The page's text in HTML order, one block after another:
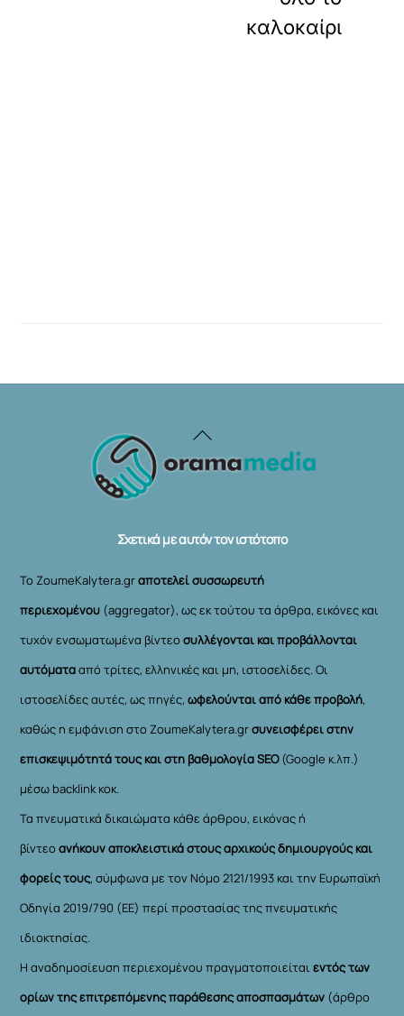
καλοκαίρι
Back
To
Σχετικά με αυτόν τον ιστότοπο
Το ZoumeKalytera.grαποτελεί συσσωρευτή
περιεχομένου (aggregator), ως εκ τούτου τα άρθρα, εικόνες και
τυχόν ενσωματωμένα βίντεοσυλλέγονται και προβάλλονται
αυτόματααπό τρίτες, ελληνικές και μη, ιστοσελίδες. Οι
ιστοσελίδες αυτές, ως πηγές,ωφελούνται από κάθε προβολή,
καθώς η εμφάνιση στο ZoumeKalytera.grσυνεισφέρει στην
επισκεψιμότητά τους και στη βαθμολογία SEO(Google κ.λπ.)
μέσω backlink κοκ.
Τα πνευματικά δικαιώματα κάθε άρθρου, εικόνας ή
βίντεοανήκουν αποκλειστικά στους αρχικούς δημιουργούς και
φορείς τους, σύμφωνα με τον Νόμο 2121/1993 και την Ευρωπαϊκή
Οδηγία 2019/790 (ΕΕ) περί προστασίας της πνευματικής
ιδιοκτησίας.
Η αναδημοσίευση περιεχομένου πραγματοποιείταιεντός των
ορίων της επιτρεπόμενης παράθεσης αποσπασμάτων (άρθρο